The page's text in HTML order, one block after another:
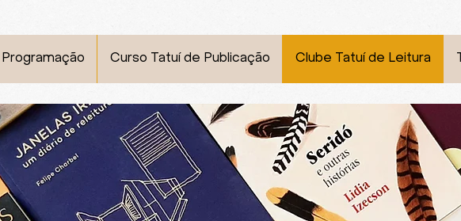
Programação Curso Tatuí de Publicação Clube Tatuí de Leitura